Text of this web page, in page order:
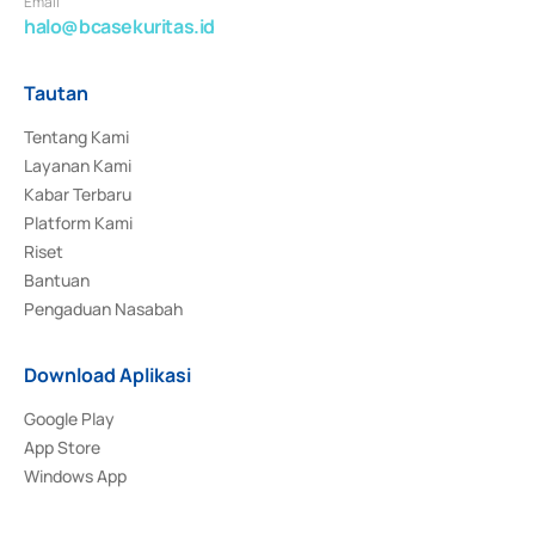
halo@bcasekuritas.id
Tautan
Tentang Kami
Layanan Kami
Kabar Terbaru
Platform Kami
Riset
Bantuan
Pengaduan Nasabah
Download Aplikasi
Google Play
App Store
Windows App